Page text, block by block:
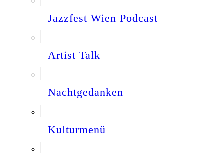
Jazzfest Wien Podcast
Artist Talk
Nachtgedanken
Kulturmenü